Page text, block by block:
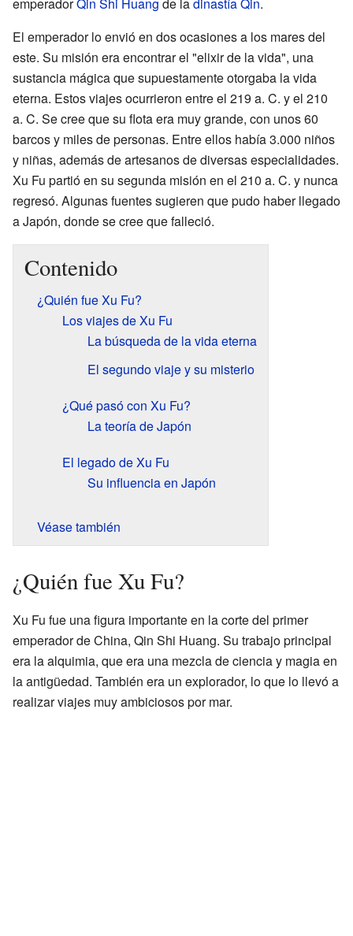
emperadorQin Shi Huang de ladinastía Qin.
El emperador lo envió en dos ocasiones a los mares del
este. Su misión era encontrar el "elixir de la vida", una
sustancia mágica que supuestamente otorgaba la vida
eterna. Estos viajes ocurrieron entre el 219 a. C. y el 210
a. C. Se cree que su flota era muy grande, con unos 60
barcos y miles de personas. Entre ellos había 3.000 niños
y niñas, además de artesanos de diversas especialidades.
Xu Fu partió en su segunda misión en el 210 a. C. y nunca
regresó. Algunas fuentes sugieren que pudo haber llegado
a Japón, donde se cree que falleció.
Contenido
¿Quién fue Xu Fu?
Los viajes de Xu Fu
La búsqueda de la vida eterna
El segundo viaje y su misterio
¿Qué pasó con Xu Fu?
La teoría de Japón
El legado de Xu Fu
Su influencia en Japón
Véase también
¿Quién fue Xu Fu?
Xu Fu fue una figura importante en la corte del primer
emperador de China, Qin Shi Huang. Su trabajo principal
era la alquimia, que era una mezcla de ciencia y magia en
la antigüedad. También era un explorador, lo que lo llevó a
realizar viajes muy ambiciosos por mar.